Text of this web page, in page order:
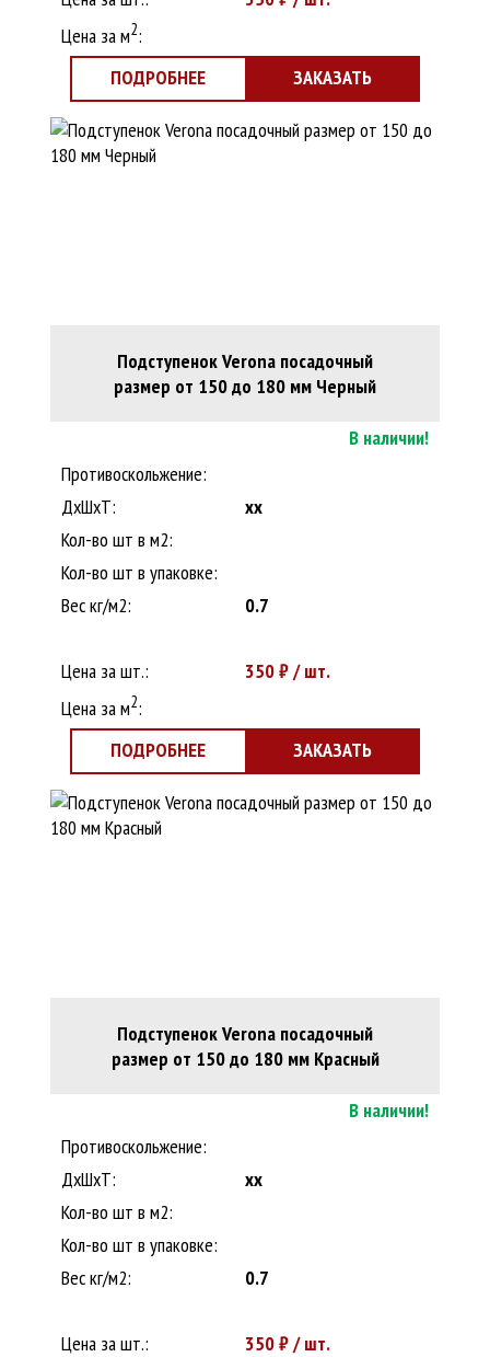
Цена за м2:
ПОДРОБНЕЕ ЗАКАЗАТЬ
Подступенок Verona посадочный
размер от 150 до 180 мм Черный
В наличии!
Противоскольжение:
ДxШхТ:
xx
Кол-во шт в м2:
Кол-во шт в упаковке:
Вес кг/м2:
0.7
Цена за шт.: 350₽ / шт.
Цена за м2:
ПОДРОБНЕЕ ЗАКАЗАТЬ
Подступенок Verona посадочный
размер от 150 до 180 мм Красный
В наличии!
Противоскольжение:
ДxШхТ:
xx
Кол-во шт в м2:
Кол-во шт в упаковке:
Вес кг/м2:
0.7
Цена за шт.: 350₽ / шт.